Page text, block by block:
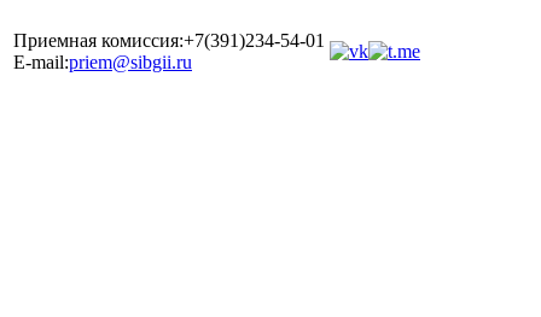
Приемная комиссия:+7(391)234-54-01
E-mail:priem@sibgii.ru